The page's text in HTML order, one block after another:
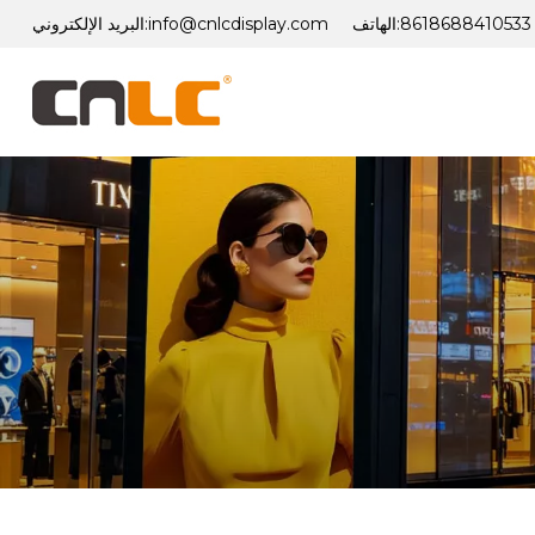
البريد الإلكتروني:info@cnlcdisplay.com الهاتف:8618688410533